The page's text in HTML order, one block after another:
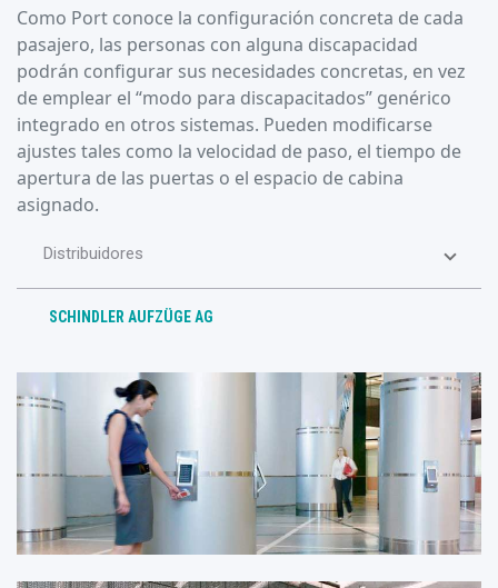
Como Port conoce la configuración concreta de cada
pasajero, las personas con alguna discapacidad
podrán configurar sus necesidades concretas, en vez
de emplear el “modo para discapacitados” genérico
integrado en otros sistemas. Pueden modificarse
ajustes tales como la velocidad de paso, el tiempo de
apertura de las puertas o el espacio de cabina
asignado.
Distribuidores
SCHINDLER AUFZÜGE AG